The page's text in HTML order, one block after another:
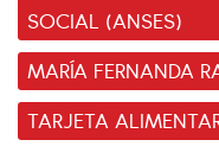
SOCIAL (ANSES)
MARÍA FERNANDA
TARJETA